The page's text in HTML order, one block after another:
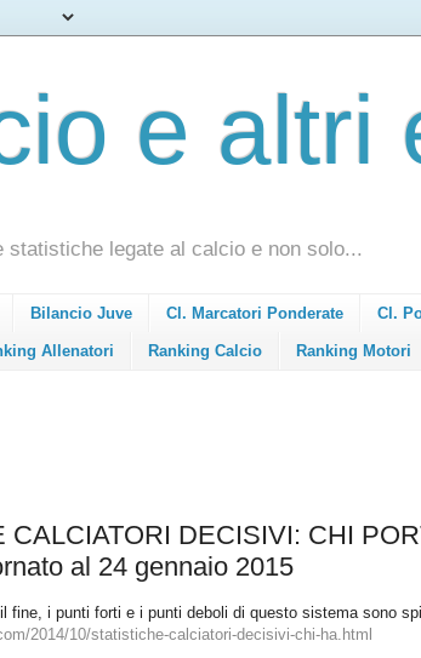
e altri
statistiche legate al calcio e non solo...
Bilancio Juve Cl. Marcatori Ponderate Cl.
Allenatori Ranking Calcio Ranking Motori
CALCIATORI DECISIVI: CHI
al 24 gennaio 2015
fine, i punti forti e i punti deboli di questo sistema sono
2014/10/statistiche-calciatori-decisivi-chi-ha.html